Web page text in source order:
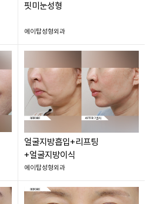
핏미눈성형
에이탑성형외과
얼굴지방흡입+리프팅
+얼굴지방이식
에이탑성형외과